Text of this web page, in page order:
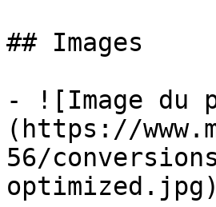
## Images
- ![Image du
(https://
56/
optimized.jpg)